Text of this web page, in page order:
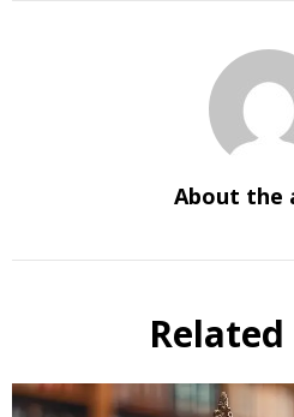
About the